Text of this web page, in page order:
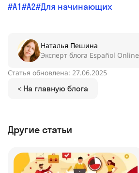
A1 A2 Для начинающих
< На главную блога
Статья обновлена: 27.06.2025
Наталья Пешина
Эксперт блога Español Online
Другие статьи